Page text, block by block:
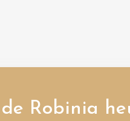
Robinia